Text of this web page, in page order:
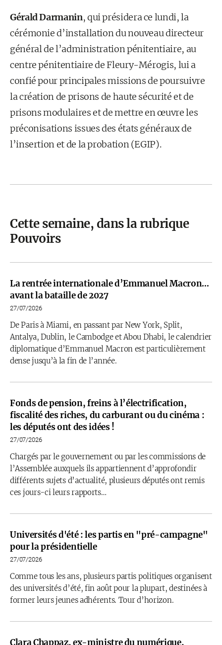
Gérald Darmanin, qui présidera ce lundi, la
cérémonie d’installation du nouveau directeur
général de l’administration pénitentiaire, au
centre pénitentiaire de Fleury-Mérogis, lui a
confié pour principales missions de poursuivre
la création de prisons de haute sécurité et de
prisons modulaires et de mettre en œuvre les
préconisations issues des états généraux de
l’insertion et de la probation (EGIP).
Cette semaine, dans la rubrique
Pouvoirs
La rentrée internationale d’Emmanuel Macron…
avant la bataille de 2027
27/07/2026
De Paris à Miami, en passant par New York, Split,
Antalya, Dublin, le Cambodge et Abou Dhabi, le calendrier
diplomatique d’Emmanuel Macron est particulièrement
dense jusqu’à la fin de l’année.
Fonds de pension, freins à l’électrification,
fiscalité des riches, du carburant ou du cinéma :
les députés ont des idées !
27/07/2026
Chargés par le gouvernement ou par les commissions de
l’Assemblée auxquels ils appartiennent d’approfondir
différents sujets d’actualité, plusieurs députés ont remis
ces jours-ci leurs rapports…
Universités d'été : les partis en "pré-campagne"
pour la présidentielle
27/07/2026
Comme tous les ans, plusieurs partis politiques organisent
des universités d’été, fin août pour la plupart, destinées à
former leurs jeunes adhérents. Tour d’horizon.
Clara Chappaz, ex-ministre du numérique,